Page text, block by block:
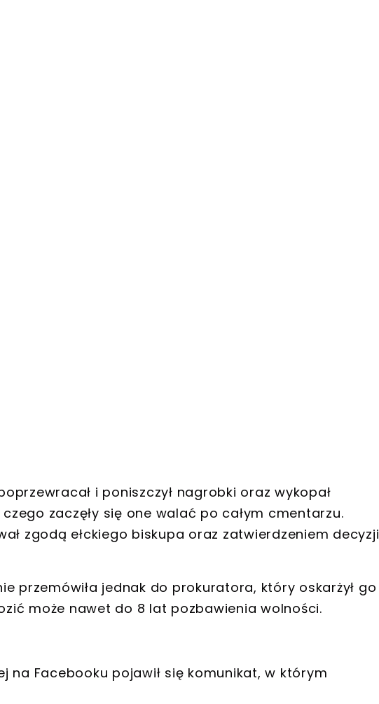
i poniszczył nagrobki oraz wykopał
czego zaczęły się one walać po całym cmentarzu.
zgodą ełckiego biskupa oraz zatwierdzeniem decyzji
przemówiła jednak do prokuratora, który oskarżył go
może nawet do 8 lat pozbawienia wolności.
na Facebooku pojawił się komunikat, w którym